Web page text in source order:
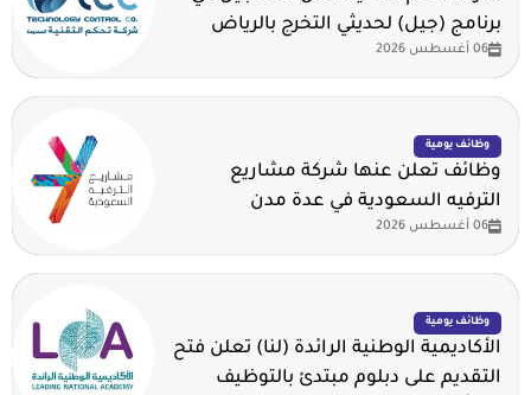
برنامج (جيل) لحديثي التخرج بالرياض
06 أغسطس 2026
وظائف يومية
وظائف تعلن عنها شركة مشاريع
الترفيه السعودية في عدة مدن
06 أغسطس 2026
وظائف يومية
الأكاديمية الوطنية الرائدة (لنا) تعلن فتح
التقديم على دبلوم مبتدئ بالتوظيف